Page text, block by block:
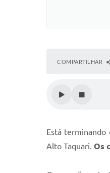
COMPARTILHAR
Está terminando
Alto Taquari. Os